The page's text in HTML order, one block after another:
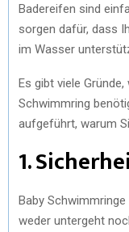
Badereifen sind
sorgen dafür, dass
im Wasser
Es gibt viele
Schwimmring
aufgeführt, warum
1.
Baby
weder untergeht